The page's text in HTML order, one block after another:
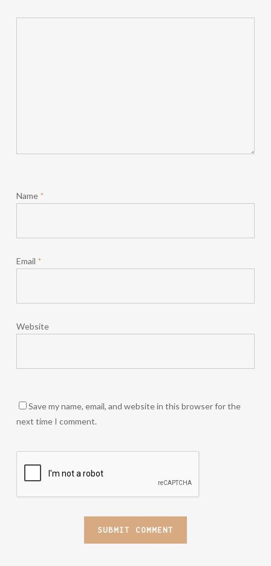
Name *
Email *
Website
Save my name, email, and website in this browser for the
next time I comment.